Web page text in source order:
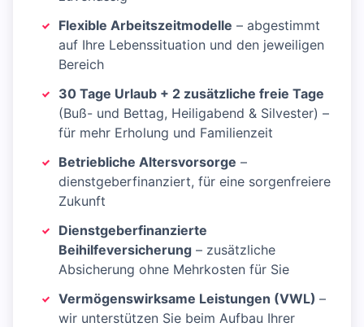
Flexible Arbeitszeitmodelle – abgestimmt
auf Ihre Lebenssituation und den jeweiligen
Bereich
30 Tage Urlaub + 2 zusätzliche freie Tage
(Buß- und Bettag, Heiligabend & Silvester) –
für mehr Erholung und Familienzeit
Betriebliche Altersvorsorge –
dienstgeberfinanziert, für eine sorgenfreiere
Zukunft
Dienstgeberfinanzierte
Beihilfeversicherung – zusätzliche
Absicherung ohne Mehrkosten für Sie
Vermögenswirksame Leistungen (VWL) –
wir unterstützen Sie beim Aufbau Ihrer